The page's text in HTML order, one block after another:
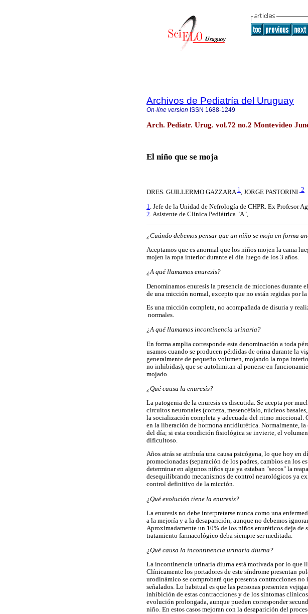
Archivos de Pediatría del Uruguay
On-line version ISSN 1688-1249
Arch. Pediatr. Urug. vol.72 no.2 Montevideo
El niño que se moja
DRES. GUILLERMO GAZZARA1, JORGE PASTORINI 2
1
. Jefe de la Unidad de Nefrología de CHPR. Ex Profesor
2 . Asistente de Clínica Pediátrica "A",
¿Cuándo debemos pensar que un niño se moja en forma
Aceptamos que es anormal que los niños mojen la cama
mojen la ropa interior durante el día luego de los 3 años.
¿A qué llamamos enuresis?
Denominamos enuresis la presencia de micciones durante
de una micción normal, excepto que no están regidas por la
Es una micción completa, no acompañada de disuria y
normales.
¿A qué llamamos incontinencia urinaria?
En forma amplia corresponde esta denominación a toda
usamos cuando se producen pérdidas de orina durante la
generalmente de pequeño volumen, mojando la ropa
no inhibidas), que se autolimitan al ponerse en
mojado.
¿Qué causa la enuresis?
La patogenia de la enuresis es discutida. Se acepta por
circuitos neuronales (corteza, mesencéfalo, núcleos
la socialización completa y adecuada del ritmo miccional.
en la liberación de hormona antidiurética. Normalmente,
del día; si esta condición fisiológica se invierte, el
dificultoso.
Años atrás se atribuía una causa psicógena, lo que hoy en
promocionadas (separación de los padres, cambios en los
determinar en algunos niños que ya estaban "secos" la
desequilibrando mecanismos de control neurológicos ya
control definitivo de la micción.
¿Qué evolución tiene la enuresis?
La enuresis no debe interpretarse nunca como una
a la mejoría y a la desaparición, aunque no debemos
Aproximadamente un 10% de los niños enuréticos deja de
tratamiento farmacológico deba siempre ser meditada.
¿Qué causa la incontinencia urinaria diurna?
La incontinencia urinaria diurna está motivada por lo que
Clínicamente los portadores de este síndrome presentan
urodinámico se comprobará que presenta contracciones
señalados. Lo habitual es que las personas presenten
inhibición de estas contracciones y de los síntomas
evolución prolongada, aunque pueden corresponder
niño. En estos casos mejoran con la desaparición del